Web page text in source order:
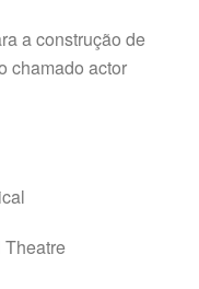
a construção de
chamado actor
Theatre